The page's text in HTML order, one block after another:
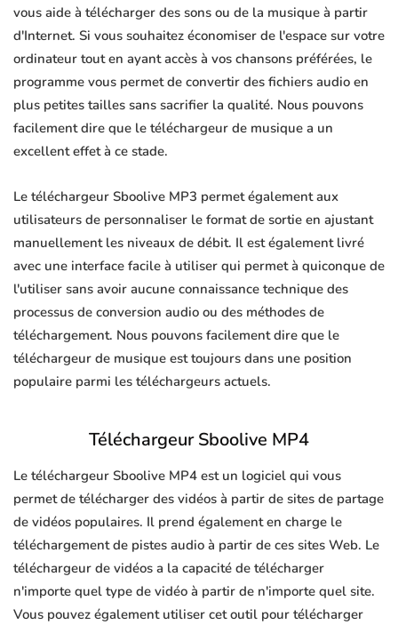
vous aide à télécharger des sons ou de la musique à partir
d'Internet. Si vous souhaitez économiser de l'espace sur votre
ordinateur tout en ayant accès à vos chansons préférées, le
programme vous permet de convertir des fichiers audio en
plus petites tailles sans sacrifier la qualité. Nous pouvons
facilement dire que le téléchargeur de musique a un
excellent effet à ce stade.
Le téléchargeur Sboolive MP3 permet également aux
utilisateurs de personnaliser le format de sortie en ajustant
manuellement les niveaux de débit. Il est également livré
avec une interface facile à utiliser qui permet à quiconque de
l'utiliser sans avoir aucune connaissance technique des
processus de conversion audio ou des méthodes de
téléchargement. Nous pouvons facilement dire que le
téléchargeur de musique est toujours dans une position
populaire parmi les téléchargeurs actuels.
Téléchargeur Sboolive MP4
Le téléchargeur Sboolive MP4 est un logiciel qui vous
permet de télécharger des vidéos à partir de sites de partage
de vidéos populaires. Il prend également en charge le
téléchargement de pistes audio à partir de ces sites Web. Le
téléchargeur de vidéos a la capacité de télécharger
n'importe quel type de vidéo à partir de n'importe quel site.
Vous pouvez également utiliser cet outil pour télécharger